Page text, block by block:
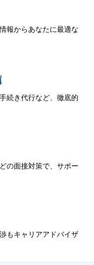
報からあなたに最適な
続き代行など、徹底的
の面接対策で、サポー
もキャリアアドバイザ